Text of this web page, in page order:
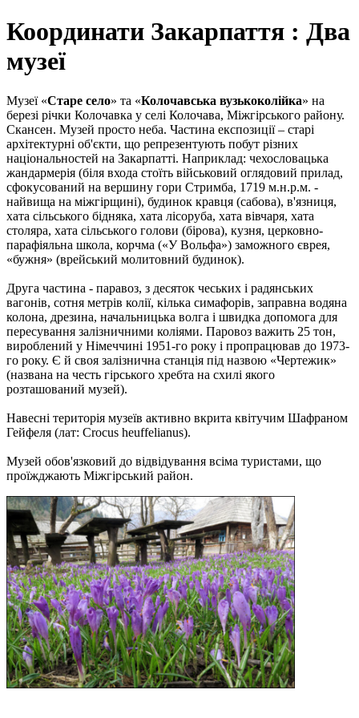
Координати Закарпаття : Два
музеї
Музеї «Старе село» та «Колочавська вузькоколійка» на
березі річки Колочавка у селі Колочава, Міжгірського району.
Скансен. Музей просто неба. Частина експозиції – старі
архітектурні об'єкти, що репрезентують побут різних
національностей на Закарпатті. Наприклад: чехословацька
жандармерія (біля входа стоїть військовий оглядовий прилад,
сфокусований на вершину гори Стримба, 1719 м.н.р.м. -
найвища на міжгірщині), будинок кравця (сабова), в'язниця,
хата сільського бідняка, хата лісоруба, хата вівчаря, хата
столяра, хата сільського голови (бірова), кузня, церковно-
парафіяльна школа, корчма («У Вольфа») заможного єврея,
«бужня» (врейський молитовний будинок).
Друга частина - паравоз, з десяток чеських і радянських
вагонів, сотня метрів колії, кілька симафорів, заправна водяна
колона, дрезина, начальницька волга і швидка допомога для
пересування залізничними коліями. Паровоз важить 25 тон,
вироблений у Німеччині 1951-го року і пропрацював до 1973-
го року. Є й своя залізнична станція під назвою «Чертежик»
(названа на честь гірського хребта на схилі якого
розташований музей).
Навесні територія музеїв активно вкрита квітучим Шафраном
Гейфеля (лат: Crocus heuffelianus).
Музей обов'язковий до відвідування всіма туристами, що
проїжджають Міжгірський район.